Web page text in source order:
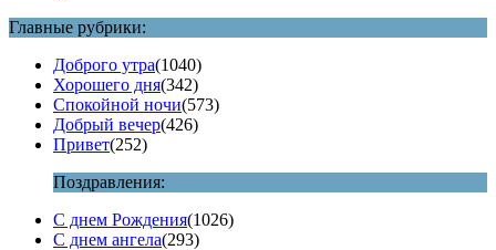
Главные рубрики:
Доброго утра(1040)
Хорошего дня(342)
Спокойной ночи(573)
Добрый вечер(426)
Привет(252)
Поздравления:
С днем Рождения(1026)
С днем ангела(293)